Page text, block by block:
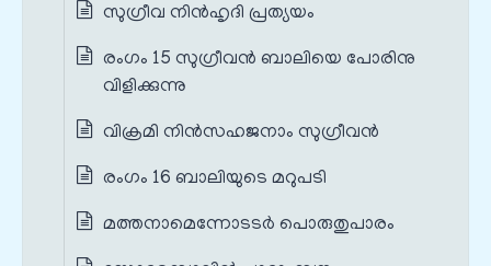
സുഗ്രീവ നിന്‍‌ഹൃദി പ്രത്യയം
രംഗം 15 സുഗ്രീവൻ ബാലിയെ പോരിനു
വിളിക്കുന്നു
വിക്രമി നിന്‍സഹജനാം സുഗ്രീവന്‍
രംഗം 16 ബാലിയുടെ മറുപടി
മത്തനാമെന്നോടടര്‍ പൊരുതുപാരം